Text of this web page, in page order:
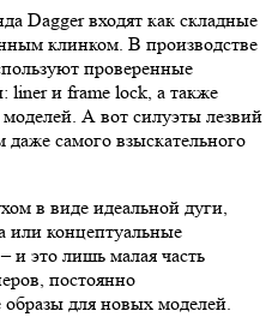
Dagger входят как складные
клинком. В производстве
проверенные
liner и frame lock, а также
А вот силуэты лезвий
самого взыскательного
в виде идеальной дуги,
или концептуальные
и это лишь малая часть
постоянно
для новых моделей.